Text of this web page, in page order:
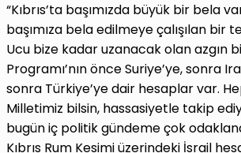
“Kıbrıs’ta başımızda büyük bir bela
başımıza bela edilmeye çalışılan bir
Ucu bize kadar uzanacak olan azgın
Programı’nın önce Suriye’ye, sonra
sonra Türkiye’ye dair hesaplar var.
Milletimiz bilsin, hassasiyetle takip
bugün iç politik gündeme çok
Kıbrıs Rum Kesimi üzerindeki İsrail